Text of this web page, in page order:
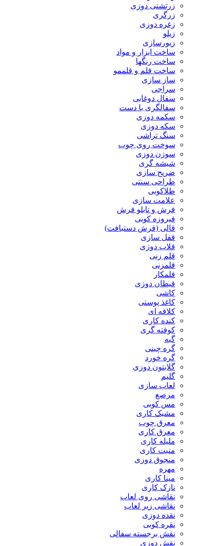
زرتشتی دوزی
زرگری
زغره دوزی
زیلو
زیورسازی
ساخت ابزار و مواد
ساخت رنگها
ساخت قلم و قلممو
ساز سازی
سراجی
سفال دوغابی
سفالگری با دست
سکمه دوزی
سکه دوزی
سنگ تراشی
سوخت روی چوب
سوزن دوزی
شیشه گری
ضریح سازی
طراحی سنتی
طلاکوبی
علامت سازی
فرش و تابلو فرش
فیروزه کوبی
قالی (فرش دستبافت)
قفل سازی
قلاب دوزی
قلم زنی
قلمزنی
قلمکار
قیطان دوزی
کاشی
کاغذ پوستی
کلاقه ای
کنده کاری
کوفته گری
گبه
گره چینی
گره خورد
گلابتون دوزی
گلیم
لعاب سازی
مرصع
مس کوبی
مشبک کاری
معرق چوب
معرق کاری
مليله کاری
منبت کاری
منجوق دوزی
مهره
مینا کاری
نازک کاری
نقاشی روی لعاب
نقاشی زیر لعاب
نقده دوزی
نقره کوبی
نقش برجسته سفالی
نقش دوزی